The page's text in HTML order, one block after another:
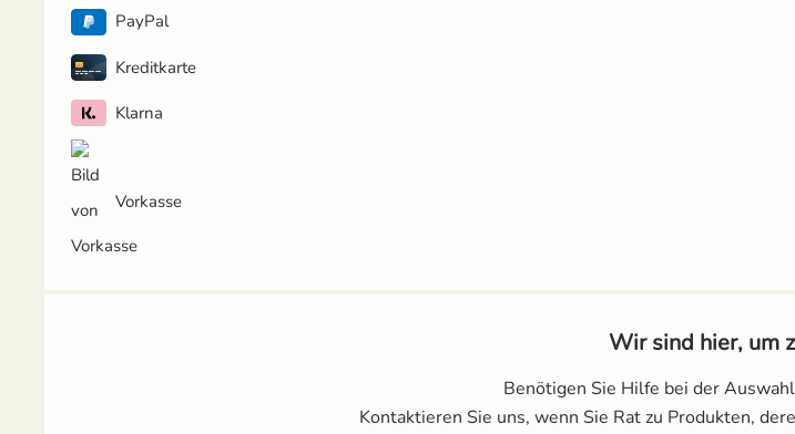
PayPal
Kreditkarte
Klarna
Vorkasse
Wir sind hier, um
Benötigen Sie Hilfe bei der
Kontaktieren Sie uns, wenn Sie Rat zu Produkten,